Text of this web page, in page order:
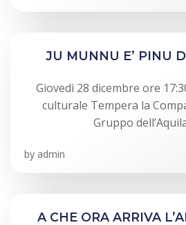
JU MUNNU E’ PINU
Giovedì 28 dicembre ore
culturale Tempera la
Gruppo
by admin
A CHE ORA ARRIVA